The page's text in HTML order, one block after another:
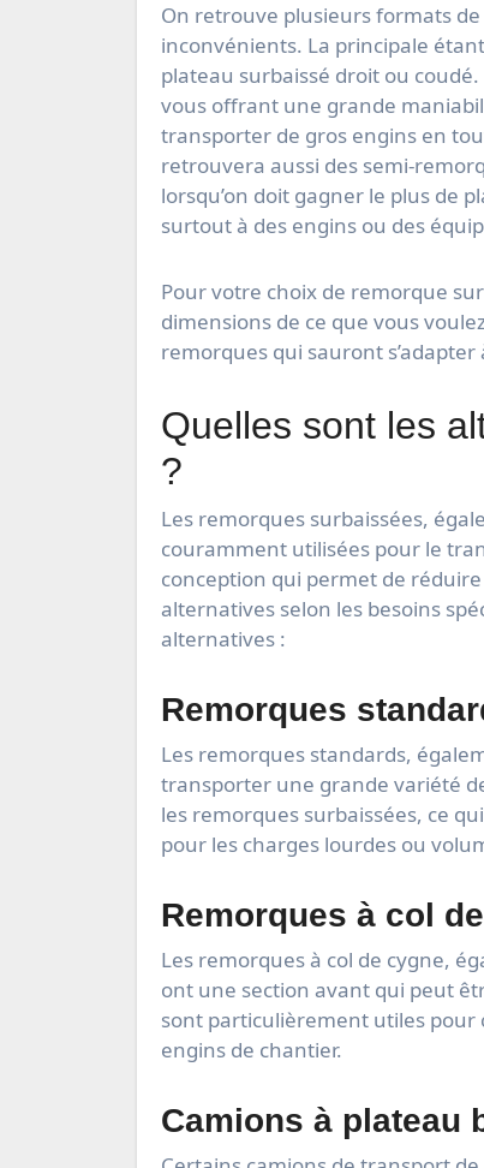
On retrouve plusieurs formats
inconvénients. La principale
plateau surbaissé droit ou
vous offrant une grande
transporter de gros engins en
retrouvera aussi des semi-
lorsqu’on doit gagner le plus de
surtout à des engins ou des
Pour votre choix de remorque
dimensions de ce que vous
remorques qui sauront
Quelles sont les
?
Les remorques surbaissées,
couramment utilisées pour le
conception qui permet de
alternatives selon les besoins
alternatives :
Remorques
Les remorques standards,
transporter une grande variété
les remorques surbaissées, ce
pour les charges lourdes ou
Remorques à col
Les remorques à col de cygne,
ont une section avant qui peut
sont particulièrement utiles pour
engins de chantier.
Camions à plateau